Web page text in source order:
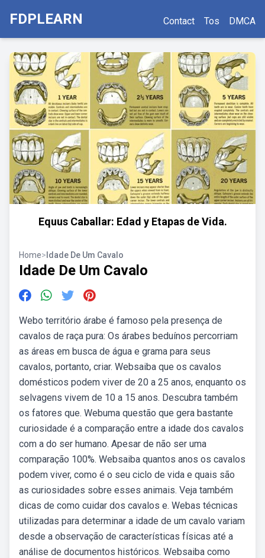
FDPLEARN Contact Tos DMCA
Equus Caballar: Edad y Etapas de Vida.
Home> Idade De Um Cavalo
Idade De Um Cavalo
Webo território árabe é famoso pela presença de
cavalos de raça pura: Os árabes beduínos percorriam
as áreas em busca de água e grama para seus
cavalos, portanto, criar. Websaiba que os cavalos
domésticos podem viver de 20 a 25 anos, enquanto os
selvagens vivem de 10 a 15 anos. Descubra também
os fatores que. Webuma questão que gera bastante
curiosidade é a comparação entre a idade dos cavalos
com a do ser humano. Apesar de não ser uma
comparação 100%. Websaiba quantos anos os cavalos
podem viver, como é o seu ciclo de vida e quais são
as curiosidades sobre esses animais. Veja também
dicas de como cuidar dos cavalos e. Webas técnicas
utilizadas para determinar a idade de um cavalo variam
desde a observação de características físicas até a
análise de documentos históricos. Websaiba como